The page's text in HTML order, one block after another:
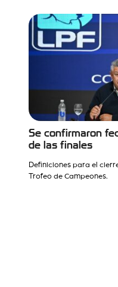
Se confirmaron
de las finales
Definiciones para el
Trofeo de Campeones.